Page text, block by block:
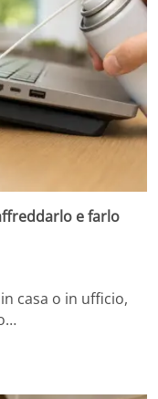
e farlo
casa o in ufficio,